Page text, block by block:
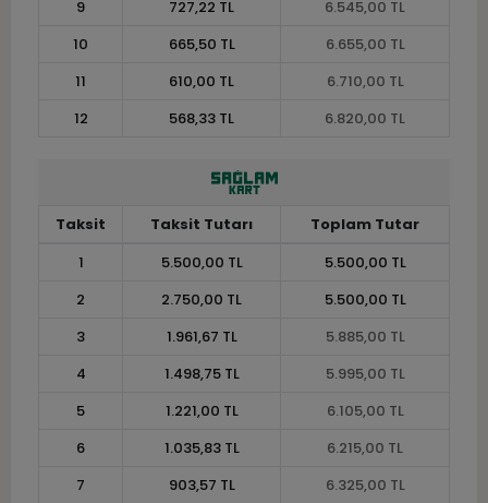
9
727,22 TL
6.545,00 TL
10
665,50 TL
6.655,00 TL
11
610,00 TL
6.710,00 TL
12
568,33 TL 6.820,00 TL
Taksit Taksit Tutarı
Toplam Tutar
1
5.500,00 TL
5.500,00 TL
2
2.750,00 TL
5.500,00 TL
3
1.961,67 TL
5.885,00 TL
4
1.498,75 TL
5.995,00 TL
5
1.221,00 TL
6.105,00 TL
6
1.035,83 TL
6.215,00 TL
7
903,57 TL
6.325,00 TL